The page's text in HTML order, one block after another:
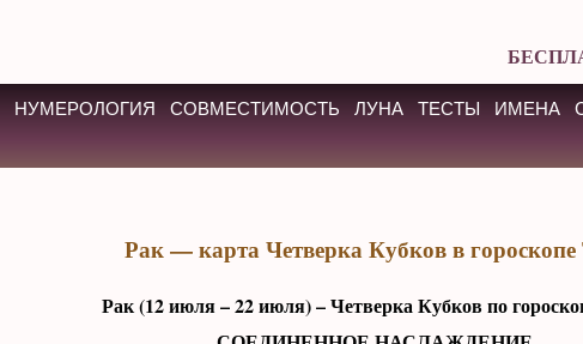
НУМЕРОЛОГИЯ СОВМЕСТИМОСТЬ ЛУНА ТЕСТЫ ИМЕНА
Рак — карта Четверка Кубков в
Рак (12 июля – 22 июля) – Четверка Кубков по